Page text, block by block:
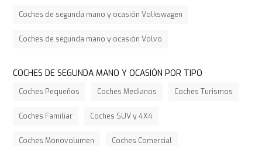
Coches de segunda mano y ocasión Volkswagen
Coches de segunda mano y ocasión Volvo
COCHES DE SEGUNDA MANO Y OCASIÓN POR TIPO
Coches Pequeños Coches Medianos Coches Turismos
Coches Familiar Coches SUV y 4X4
Coches Monovolumen Coches Comercial